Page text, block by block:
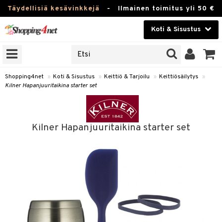
Täydellisiä kesävinkkejä - Ilmainen toimitus yli 50 €
Koti & Sisustus
Kauneudenhoito
Piilolinssit
Fitness
Kampanjat
Shopping4net » Koti & Sisustus » Keittiö & Tarjoilu » Keittiösäilytys »
Kilner Hapanjuuritaikina starter set
Kilner Hapanjuuritaikina starter set
Karahvit
Tee & Espresso